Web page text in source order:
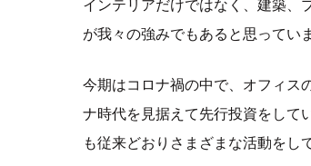
インテリアだけではなく、建築、
が我々の強みでもあると思っていま
今期はコロナ禍の中で、オフィス
ナ時代を見据えて先行投資をして
も従来どおりさまざまな活動をし